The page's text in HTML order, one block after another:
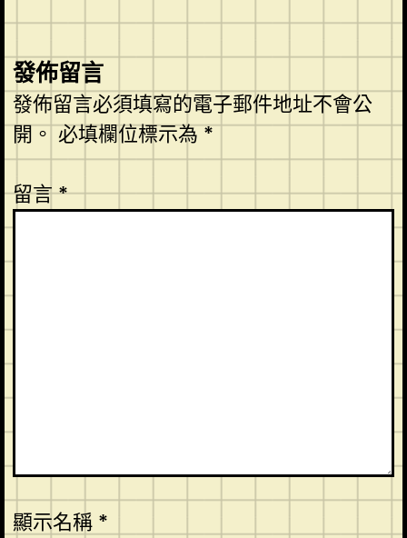
發佈留言
發佈留言必須填寫的電子郵件地址不會公
開。必填欄位標示為*
留言*
顯示名稱 *